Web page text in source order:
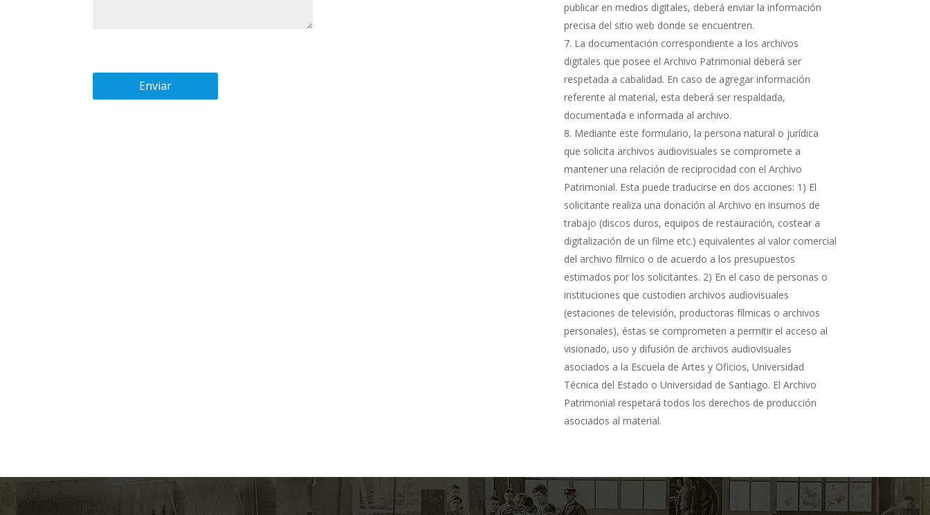
publicar en medios digitales, deberá enviar la información
precisa del sitio web donde se encuentren.
La documentación correspondiente a los archivos
digitales que posee el Archivo Patrimonial deberá ser
respetada a cabalidad. En caso de agregar información
referente al material, esta deberá ser respaldada,
documentada e informada al archivo.
Mediante este formulario, la persona natural o jurídica
que solicita archivos audiovisuales se compromete a
mantener una relación de reciprocidad con el Archivo
Patrimonial. Esta puede traducirse en dos acciones: 1) El
solicitante realiza una donación al Archivo en insumos de
trabajo (discos duros, equipos de restauración, costear a
digitalización de un filme etc.) equivalentes al valor comercial
del archivo fílmico o de acuerdo a los presupuestos
estimados por los solicitantes. 2) En el caso de personas o
instituciones que custodien archivos audiovisuales
(estaciones de televisión, productoras fílmicas o archivos
personales), éstas se comprometen a permitir el acceso al
visionado, uso y difusión de archivos audiovisuales
asociados a la Escuela de Artes y Oficios, Universidad
Técnica del Estado o Universidad de Santiago. El Archivo
Patrimonial respetará todos los derechos de producción
asociados al material.